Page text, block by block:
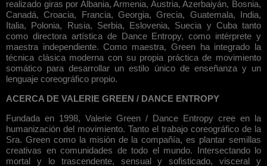
realizado giras por Albania, Armenia, Austria, Azerbaiyán, Bosnia,
Canadá, Croacia, Francia, Georgia, Grecia, Guatemala, India,
Italia, Polonia, Rusia, Serbia, Eslovenia, Suecia y Cuba tanto
como directora artística de Dance Entropy, como intérprete y
maestra independiente. Como maestra, Green ha integrado la
técnica clásica moderna con su propia práctica de movimiento
somático para desarrollar un estilo único de enseñanza y un
lenguaje coreográfico propio.
ACERCA DE VALERIE GREEN / DANCE ENTROPY
Fundada en 1998, Valerie Green / Dance Entropy cree en la
humanización del movimiento. Tanto el trabajo coreográfico de la
Sra. Green como la misión de la compañía, es plantar semillas
creativas en comunidades de todo el mundo. Intersectando lo
mortal y lo trascendente, sensual y sofisticado, visceral y